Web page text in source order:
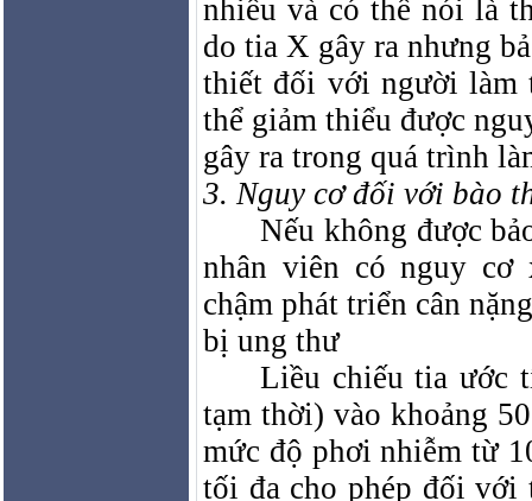
nhiều và có thể nói là
do tia X gây ra nhưng
thiết đối với người làm
thể giảm thiểu được
gây ra trong quá trình
3. Nguy cơ đối với bào
Nếu không được
nhân viên có nguy
chậm phát triển cân
bị ung thư
Liều chiếu tia ước
tạm thời) vào khoảng
mức độ phơi nhiễm từ
tối đa cho phép đối với